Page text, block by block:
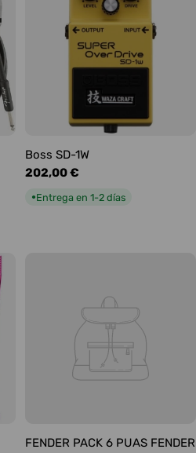
Boss SD-1W
Precio
202,00 €
●Entrega en 1-2 días
FENDER PACK 6 PUAS FENDER